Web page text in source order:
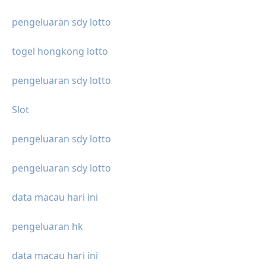
pengeluaran sdy lotto
togel hongkong lotto
pengeluaran sdy lotto
Slot
pengeluaran sdy lotto
pengeluaran sdy lotto
data macau hari ini
pengeluaran hk
data macau hari ini